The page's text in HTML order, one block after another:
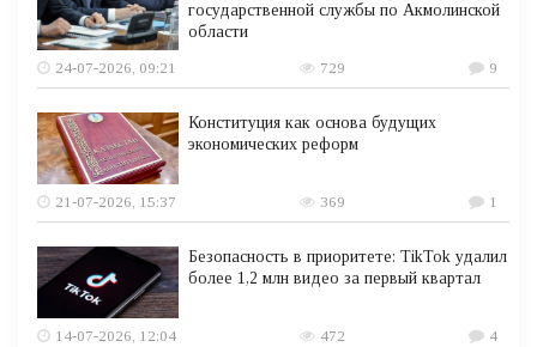
государственной службы по Акмолинской
области
24-07-2026, 09:21
729 9
Конституция как основа будущих
экономических реформ
21-07-2026, 15:37 369 1
Безопасность в приоритете: TikTok удалил
более 1,2 млн видео за первый квартал
14-07-2026, 12:04 472 4